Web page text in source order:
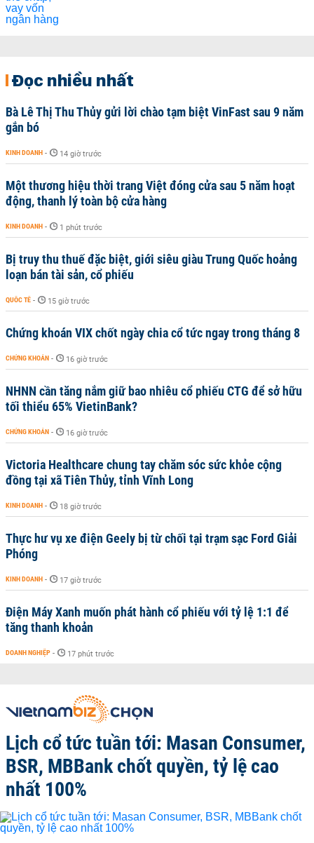
Đọc nhiều nhất
Bà Lê Thị Thu Thủy gửi lời chào tạm biệt VinFast sau 9 năm
gắn bó
KINH DOANH - 14 giờ trước
Một thương hiệu thời trang Việt đóng cửa sau 5 năm hoạt
động, thanh lý toàn bộ cửa hàng
KINH DOANH - 1 phút trước
Bị truy thu thuế đặc biệt, giới siêu giàu Trung Quốc hoảng
loạn bán tài sản, cổ phiếu
QUỐC TẾ - 15 giờ trước
Chứng khoán VIX chốt ngày chia cổ tức ngay trong tháng 8
CHỨNG KHOÁN - 16 giờ trước
NHNN cần tăng nắm giữ bao nhiêu cổ phiếu CTG để sở hữu
tối thiểu 65% VietinBank?
CHỨNG KHOÁN - 16 giờ trước
Victoria Healthcare chung tay chăm sóc sức khỏe cộng
đồng tại xã Tiên Thủy, tỉnh Vĩnh Long
KINH DOANH - 18 giờ trước
Thực hư vụ xe điện Geely bị từ chối tại trạm sạc Ford Giải
Phóng
KINH DOANH - 17 giờ trước
Điện Máy Xanh muốn phát hành cổ phiếu với tỷ lệ 1:1 để
tăng thanh khoản
DOANH NGHIỆP - 17 phút trước
Lịch cổ tức tuần tới: Masan Consumer,
BSR, MBBank chốt quyền, tỷ lệ cao
nhất 100%